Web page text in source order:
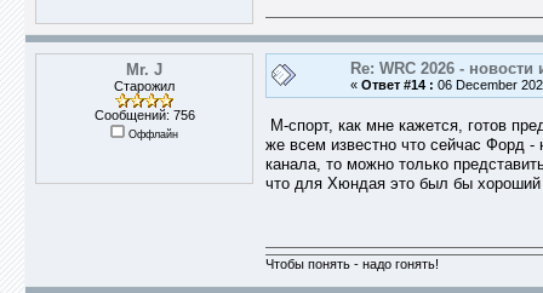
Mr. J
Старожил
Сообщений: 756
Оффлайн
Re: WRC 2026 - новости
« Ответ #14 : 06 December
М-спорт, как мне кажется, готов
же всем известно что сейчас Форд -
канала, то можно только
что для Хюндая это был бы хороший
Чтобы понять - надо гонять!